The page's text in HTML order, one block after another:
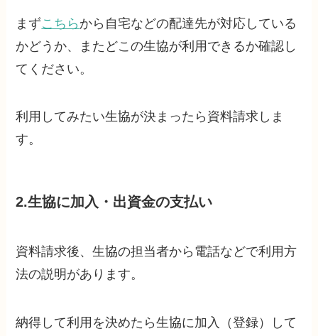
まずこちら から自宅などの配達先が対応している
かどうか、またどこの生協が利用できるか確認し
てください。
利用してみたい生協が決まったら資料請求しま
す。
2.生協に加入・出資金の支払い
資料請求後、生協の担当者から電話などで利用方
法の説明があります。
納得して利用を決めたら生協に加入（登録）して